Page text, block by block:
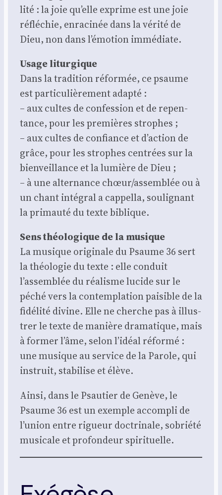
li­té : la joie qu’elle exprime est une joie
réflé­chie, enra­ci­née dans la véri­té de
Dieu, non dans l’émotion immé­diate.
Usage litur­gique
Dans la tra­di­tion réfor­mée, ce psaume
est par­ti­cu­liè­re­ment adap­té :
– aux cultes de confes­sion et de repen­
tance, pour les pre­mières strophes ;
– aux cultes de confiance et d’action de
grâce, pour les strophes cen­trées sur la
bien­veillance et la lumière de Dieu ;
– à une alter­nance chœur/assemblée ou à
un chant inté­gral a cap­pel­la, sou­li­gnant
la pri­mau­té du texte biblique.
Sens théo­lo­gique de la musique
La musique ori­gi­nale du Psaume 36 sert
la théo­lo­gie du texte : elle conduit
l’assemblée du réa­lisme lucide sur le
péché vers la contem­pla­tion pai­sible de la
fidé­li­té divine. Elle ne cherche pas à illus­
trer le texte de manière dra­ma­tique, mais
à for­mer l’âme, selon l’idéal réfor­mé :
une musique au ser­vice de la Parole, qui
ins­truit, sta­bi­lise et élève.
Ain­si, dans le Psau­tier de Genève, le
Psaume 36 est un exemple accom­pli de
l’union entre rigueur doc­tri­nale, sobrié­té
musi­cale et pro­fon­deur spi­ri­tuelle.